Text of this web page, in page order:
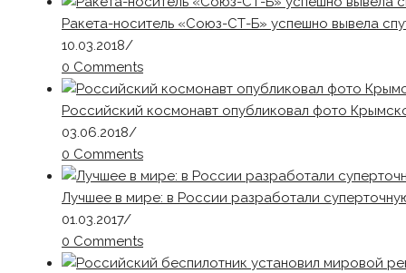
Ракета-носитель «Союз-СТ-Б» успешно вывела
10.03.2018/
0 Comments
Российский космонавт опубликовал фото
03.06.2018/
0 Comments
Лучшее в мире: в России разработали
01.03.2017/
0 Comments